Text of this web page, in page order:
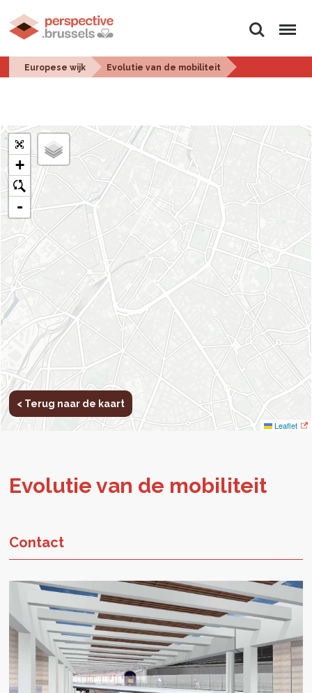
Zoeken Menu
Europese wijk Evolutie van de mobiliteit
< Retour à la carte
+
o
-
Leaflet
< Terug naar de kaart
Evolutie van de mobiliteit
Contact